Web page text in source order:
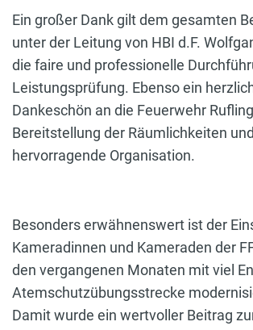
Ein großer Dank gilt dem gesamten
unter der Leitung von HBI d.F.
die faire und professionelle
Leistungsprüfung. Ebenso ein
Dankeschön an die Feuerwehr
Bereitstellung der Räumlichkeiten
hervorragende Organisation.
Besonders erwähnenswert ist der
Kameradinnen und Kameraden der
den vergangenen Monaten mit viel
Atemschutzübungsstrecke
Damit wurde ein wertvoller Beitrag